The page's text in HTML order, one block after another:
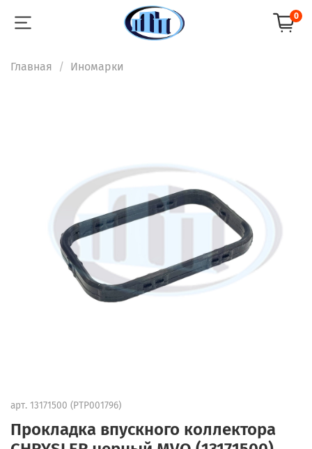
0
Главная Иномарки
арт. 13171500 (PTP001796)
Прокладка впускного коллектора